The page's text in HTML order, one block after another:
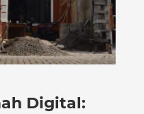
Digital: